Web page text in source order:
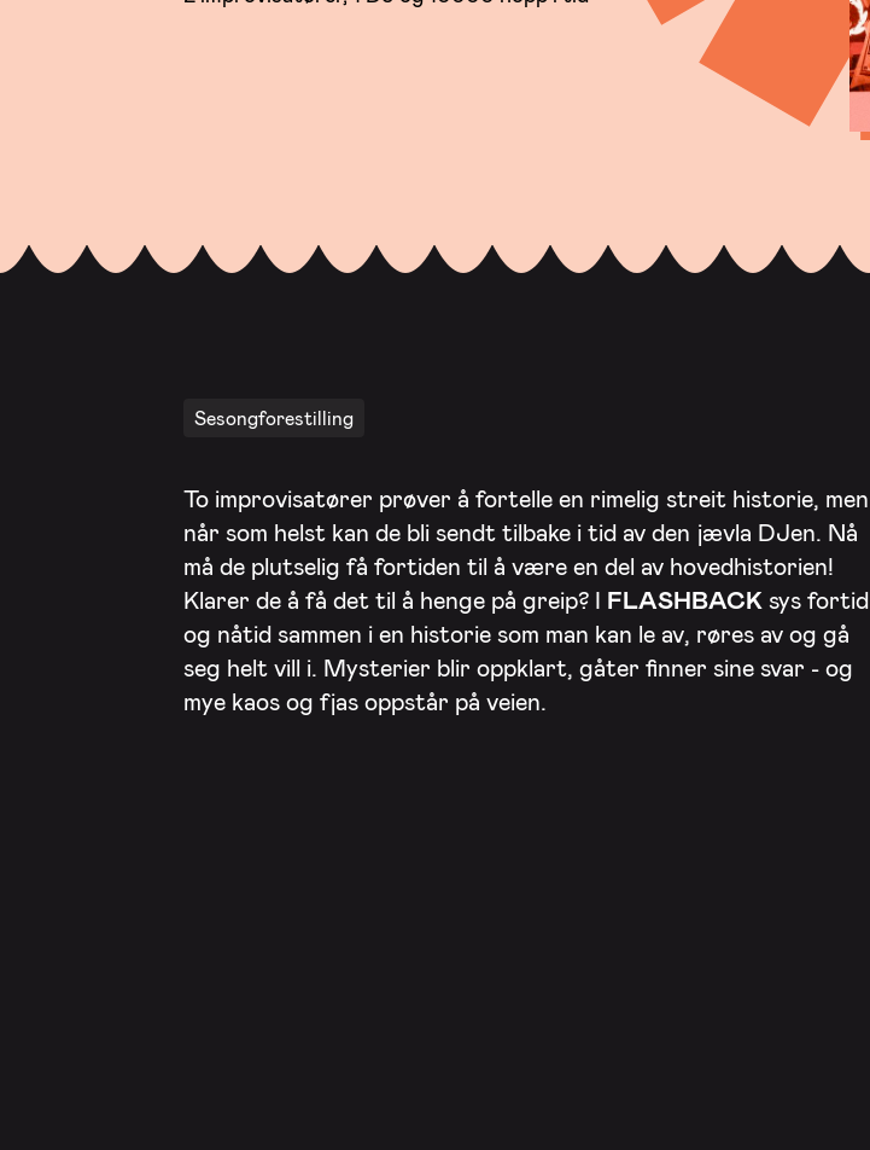
Sesongforestilling
To improvisatører prøver å fortelle en rimelig streit historie, men
når som helst kan de bli sendt tilbake i tid av den jævla DJen. Nå
må de plutselig få fortiden til å være en del av hovedhistorien!
Klarer de å få det til å henge på greip? I FLASHBACK sys fortid
og nåtid sammen i en historie som man kan le av, røres av og gå
seg helt vill i. Mysterier blir oppklart, gåter finner sine svar - og
mye kaos og fjas oppstår på veien.